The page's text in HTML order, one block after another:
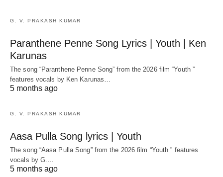
G. V. PRAKASH KUMAR
Paranthene Penne Song Lyrics | Youth | Ken
Karunas
The song “Paranthene Penne Song” from the 2026 film “Youth ”
features vocals by Ken Karunas…
5 months ago
G. V. PRAKASH KUMAR
Aasa Pulla Song lyrics | Youth
The song “Aasa Pulla Song” from the 2026 film “Youth ” features
vocals by G.…
5 months ago